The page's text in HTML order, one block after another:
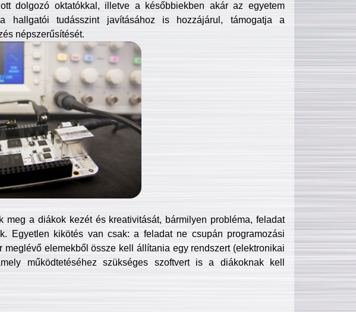
dolgozó oktatókkal, illetve a későbbiekben akár az egyetem
hallgatói tudásszint javításához is hozzájárul, támogatja a
népszerűsítését.
meg a diákok kezét és kreativitását, bármilyen probléma, feladat
Egyetlen kikötés van csak: a feladat ne csupán programozási
elemekből össze kell állítania egy rendszert (elektronikai
működtetéséhez szükséges szoftvert is a diákoknak kell